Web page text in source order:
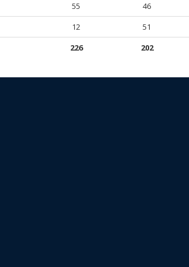
226 202
55 46
12 51